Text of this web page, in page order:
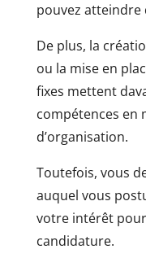
pouvez atteindre
De plus, la
ou la mise en
fixes mettent
compétences en
d’organisation.
Toutefois, vous
auquel vous
votre intérêt
candidature.